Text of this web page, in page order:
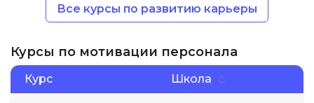
Все курсы по развитию карьеры
Курсы по мотивации персонала
Курс Школа